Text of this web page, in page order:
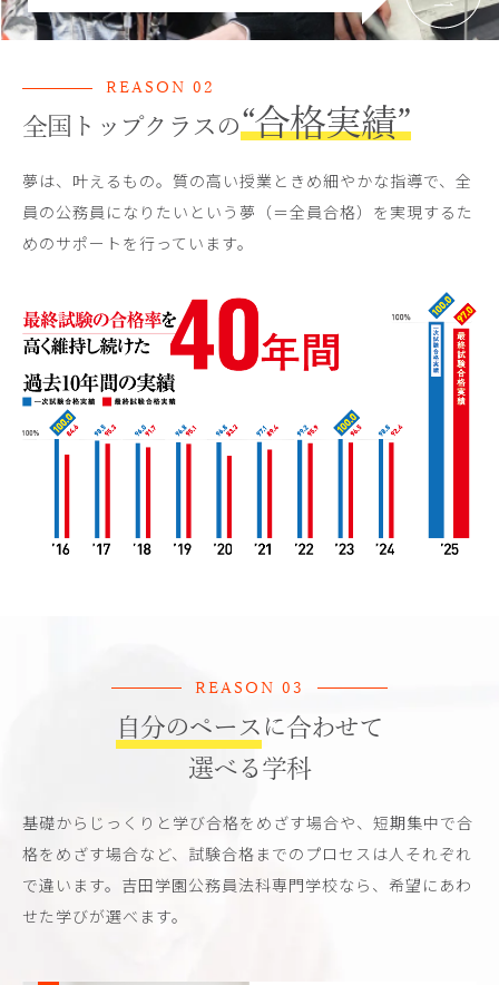
REASON 02
全国トップクラスの“合格実績”
夢は、叶えるもの。質の高い授業ときめ細やかな指導で、全
員の公務員になりたいという夢（＝全員合格）を実現するた
めのサポートを行っています。
REASON 03
自分のペース に合わせて
選べる学科
基礎からじっくりと学び合格をめざす場合や、短期集中で合
格をめざす場合など、試験合格までのプロセスは人それぞれ
で違います。吉田学園公務員法科専門学校なら、希望にあわ
せた学びが選べます。